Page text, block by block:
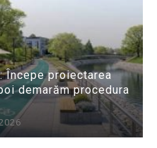
Începe proiectarea
demarăm procedura